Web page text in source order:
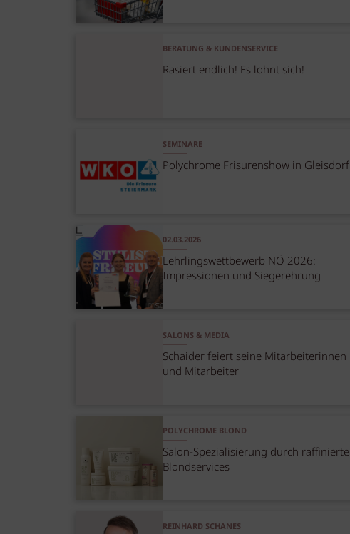
BERATUNG & KUNDENSERVICE
Rasiert endlich! Es lohnt sich!
SEMINARE
Polychrome Frisurenshow in Gleisdorf
02.03.2026
Lehrlingswettbewerb NÖ 2026:
Impressionen und Siegerehrung
SALONS & MEDIA
Schaider feiert seine Mitarbeiterinnen
und Mitarbeiter
POLYCHROME BLOND
Salon-Spezialisierung durch raffinierte
Blondservices
REINHARD SCHANES